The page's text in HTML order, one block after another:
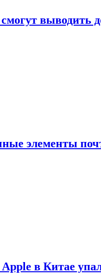
элементы
в Китае